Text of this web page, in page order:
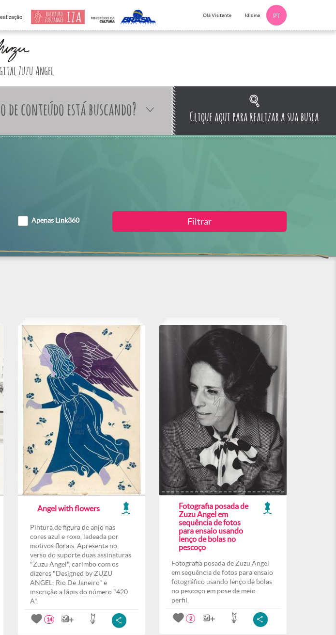
| Olá Visitante Idioma PT
Zuzu Angel
de conteúdo está buscando? Clique aqui para realizar a sua busca
Apenas Link360
Angel with flowers
Pintura de figura de anjo nas
cores azul e roxo, ladeada por
motivos florais. Apresenta no
verso do suporte duas assinaturas
"Zuzu Angel", carimbo com os
dizeres "Designed by ZUZU
ANGEL; Rio De Janeiro" e
inscrição a lápis do número "420
A".
14
Fotografia posada de
Zuzu Angel em
sequência de fotos
para ensaio usando
lenço de bolas no
pescoço
Fotografia posada de Zuzu Angel
em sequência de fotos para ensaio
fotográfico usando lenço de bolas
no pescoço em pose de meio
perfil.
2